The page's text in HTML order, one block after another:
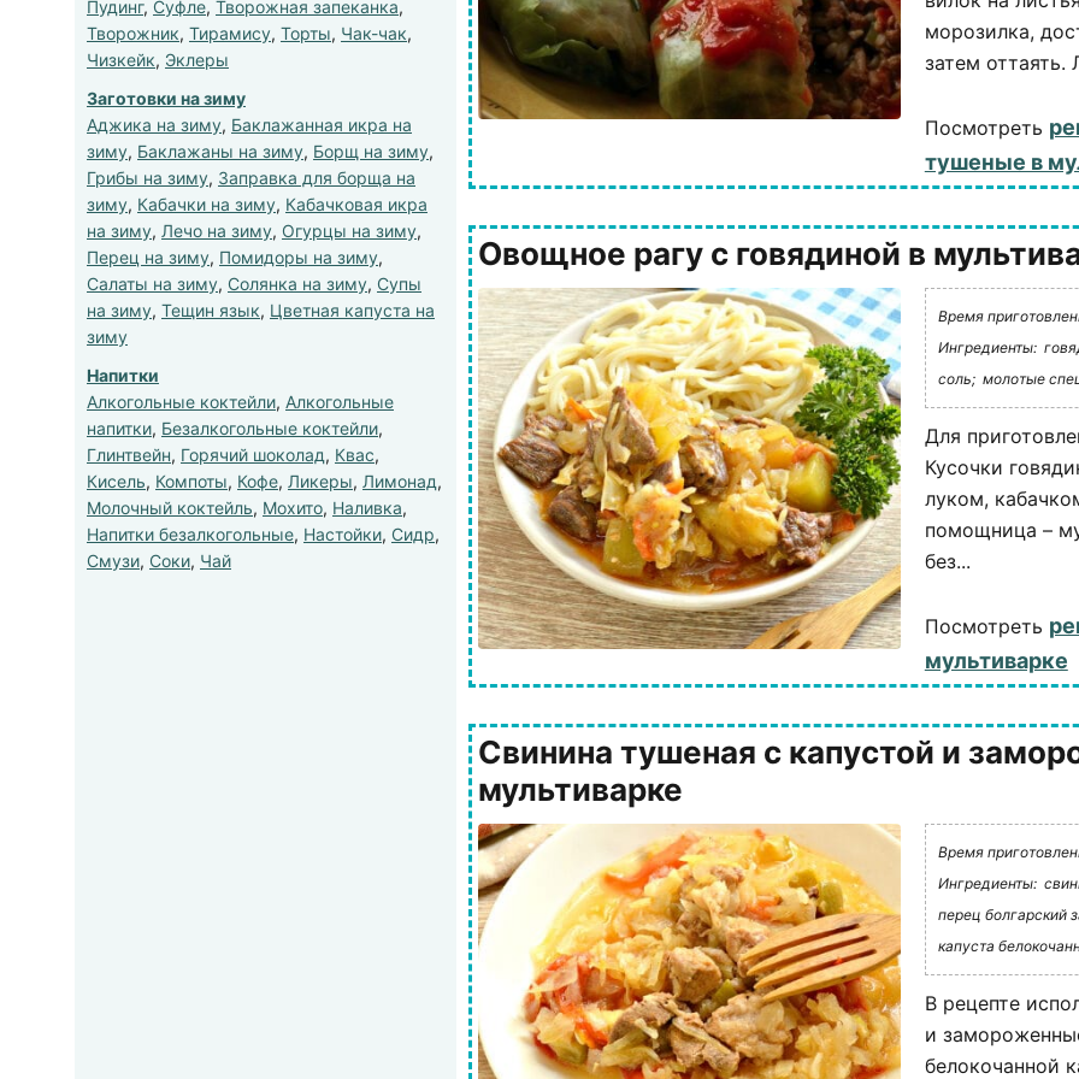
Пудинг, Суфле, Творожная запеканка,
Творожник, Тирамису, Торты, Чак-чак,
Чизкейк, Эклеры
Заготовки на зиму
Аджика на зиму, Баклажанная икра на
зиму, Баклажаны на зиму, Борщ на зиму,
Грибы на зиму, Заправка для борща на
зиму, Кабачки на зиму, Кабачковая икра
на зиму, Лечо на зиму, Огурцы на зиму,
Перец на зиму, Помидоры на зиму,
Салаты на зиму, Солянка на зиму, Супы
на зиму, Тещин язык, Цветная капуста на
зиму
Напитки
Алкогольные коктейли, Алкогольные
напитки, Безалкогольные коктейли,
Глинтвейн, Горячий шоколад, Квас,
Кисель, Компоты, Кофе, Ликеры, Лимонад,
Молочный коктейль, Мохито, Наливка,
Напитки безалкогольные, Настойки, Сидр,
Смузи, Соки, Чай
морозилка,
затем оттаять.
Посмотреть
тушеные в
Овощное рагу с говядиной в
Время
Ингредиенты:
соль; молотые
Для
Кусочки
луком,
помощница –
без...
Посмотреть
мультиварке
Свинина тушеная с капустой и
мультиварке
Время
Ингредиенты:
перец болгарский
капуста
В рецепте
и
белокочанной